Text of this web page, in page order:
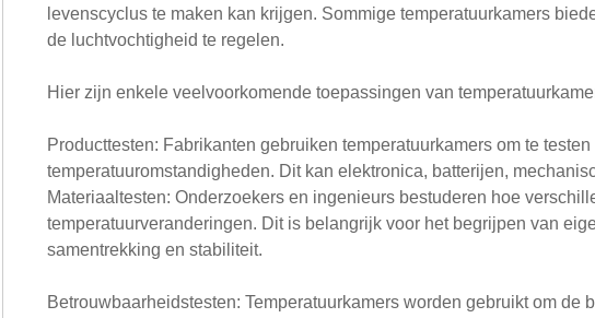
levenscyclus te maken kan krijgen. Sommige temperatuurkamers
de luchtvochtigheid te regelen.
Hier zijn enkele veelvoorkomende toepassingen van
Producttesten: Fabrikanten gebruiken temperatuurkamers om te
temperatuuromstandigheden. Dit kan elektronica, batterijen,
Materiaaltesten: Onderzoekers en ingenieurs bestuderen hoe
temperatuurveranderingen. Dit is belangrijk voor het begrijpen van
samentrekking en stabiliteit.
Betrouwbaarheidstesten: Temperatuurkamers worden gebruikt om